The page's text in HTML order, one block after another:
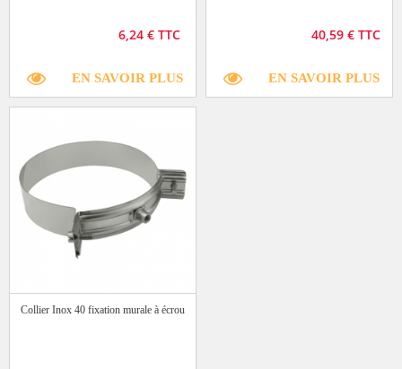
6,24 € TTC
EN SAVOIR PLUS
40,59 € TTC
EN SAVOIR PLUS
Collier Inox 40 fixation murale à écrou